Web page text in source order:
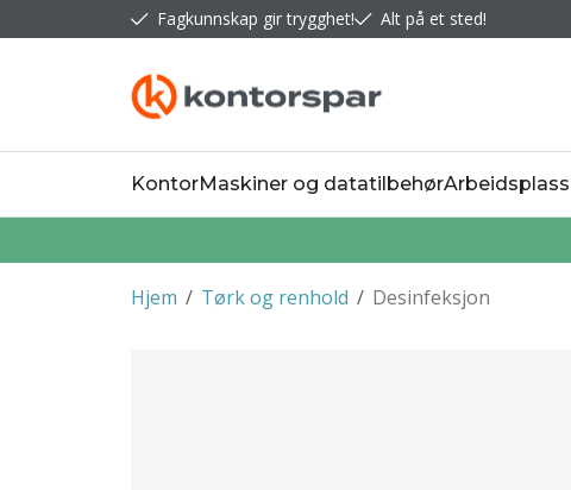
Fagkunnskap gir trygghet! Alt på et sted!
KontorMaskiner og datatilbehørArbeidsplass
/
Hjem /
Tørk og renhold Desinfeksjon